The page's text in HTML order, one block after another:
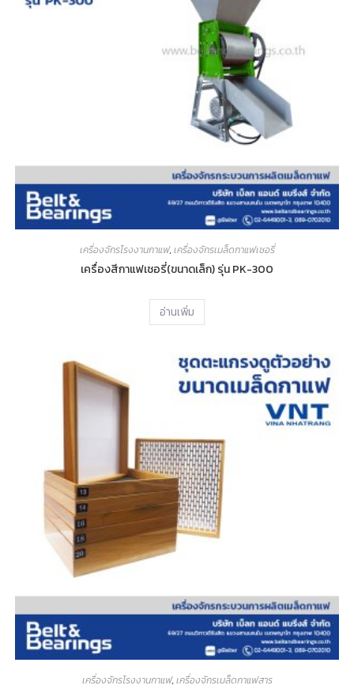
เครื่องจักรโรงงานกาแฟ,เครื่องจักรเมล็ดกาแฟเชอรี่
เครื่องสีกาแฟเชอรี่(ขนาดเล็ก) รุ่น PK-300
อ่านเพิ่ม
เครื่องจักรโรงงานกาแฟ,เครื่องจักรเมล็ดกาแฟสาร